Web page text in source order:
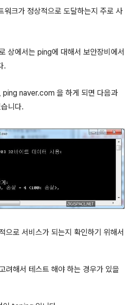
워크가 정상적으로 도달하는지 주로 사
상에서는 ping에 대해서 보안장비에서
.
ping naver.com 을 하게 되면 다음과
니다.
으로 서비스가 되는지 확인하기 위해서
려해서 테스트 해야 하는 경우가 있을